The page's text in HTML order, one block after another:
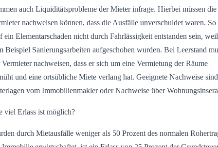
auch Liquiditätsprobleme der Mieter infrage. Hierbei müssen die
nachweisen können, dass die Ausfälle unverschuldet waren. So
ein Elementarschaden nicht durch Fahrlässigkeit entstanden sein, weil
Beispiel Sanierungsarbeiten aufgeschoben wurden. Bei Leerstand
Vermieter nachweisen, dass er sich um eine Vermietung der Räume
und eine ortsübliche Miete verlang hat. Geeignete Nachweise sind
vom Immobilienmakler oder Nachweise über
viel Erlass ist möglich?
durch Mietausfälle weniger als 50 Prozent des normalen